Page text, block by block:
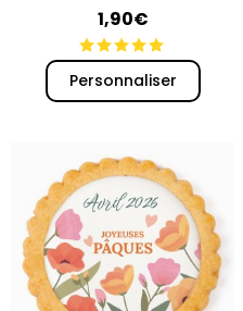
1,90€
Personnaliser